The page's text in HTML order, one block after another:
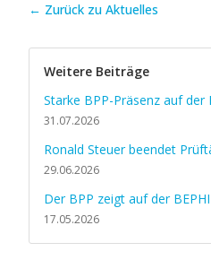
← Zurück zu Aktuelles
Weitere Beiträge
Starke BPP-Präsenz auf der
31.07.2026
Ronald Steuer beendet
29.06.2026
Der BPP zeigt auf der
17.05.2026